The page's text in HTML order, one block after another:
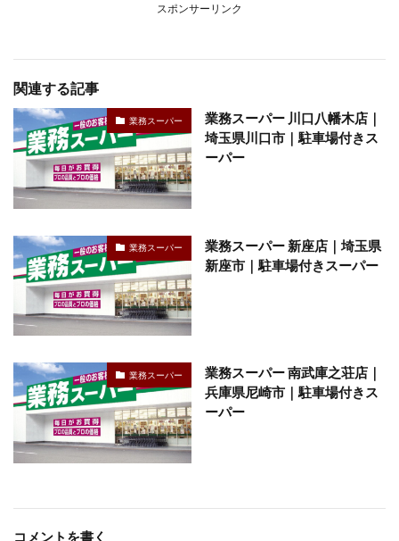
スポンサーリンク
関連する記事
業務スーパー
業務スーパー 川口八幡木店｜
埼玉県川口市｜駐車場付きス
ーパー
業務スーパー
業務スーパー 新座店｜埼玉県
新座市｜駐車場付きスーパー
業務スーパー
業務スーパー 南武庫之荘店｜
兵庫県尼崎市｜駐車場付きス
ーパー
コメントを書く